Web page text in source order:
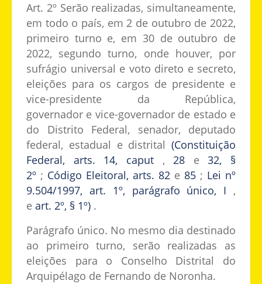
Art. 2º Serão realizadas, simultaneamente,
em todo o país, em 2 de outubro de 2022,
primeiro turno e, em 30 de outubro de
2022, segundo turno, onde houver, por
sufrágio universal e voto direto e secreto,
eleições para os cargos de presidente e
vice-presidente da República,
governador e vice-governador de estado e
do Distrito Federal, senador, deputado
federal, estadual e distrital (Constituição
Federal, arts. 14, caput ,28 e32, §
2º ; Código Eleitoral, arts. 82 e 85 ; Lei nº
9.504/1997, art. 1º, parágrafo único, I ,
e art. 2º, § 1º) .
Parágrafo único. No mesmo dia destinado
ao primeiro turno, serão realizadas as
eleições para o Conselho Distrital do
Arquipélago de Fernando de Noronha.